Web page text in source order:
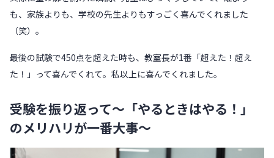
も、家族よりも、学校の先生よりもすっごく喜んでくれました
（笑）。
最後の試験で450点を超えた時も、教室長が1番「超えた！超え
た！」って喜んでくれて。私以上に喜んでくれました。
受験を振り返って〜「やるときはやる！」
のメリハリが一番大事〜